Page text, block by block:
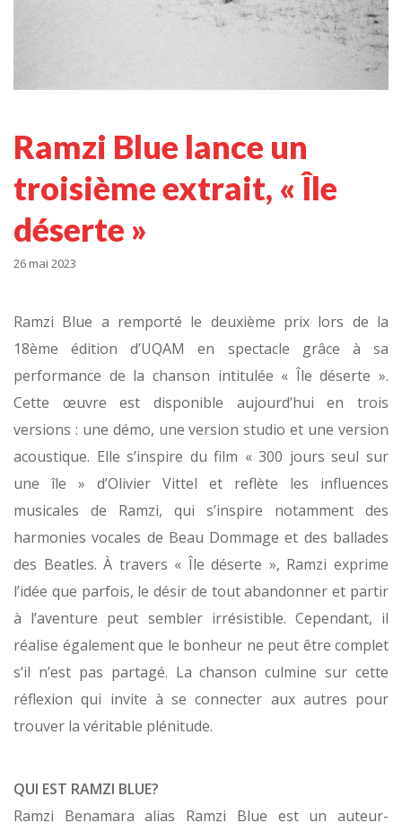
Ramzi Blue lance un
troisième extrait, « Île
déserte »
26 mai 2023
Ramzi Blue a remporté le deuxième prix lors de la
18ème édition d’UQAM en spectacle grâce à sa
performance de la chanson intitulée « Île déserte ».
Cette œuvre est disponible aujourd’hui en trois
versions : une démo, une version studio et une version
acoustique. Elle s’inspire du film « 300 jours seul sur
une île » d’Olivier Vittel et reflète les influences
musicales de Ramzi, qui s’inspire notamment des
harmonies vocales de Beau Dommage et des ballades
des Beatles. À travers « Île déserte », Ramzi exprime
l’idée que parfois, le désir de tout abandonner et partir
à l’aventure peut sembler irrésistible. Cependant, il
réalise également que le bonheur ne peut être complet
s’il n’est pas partagé. La chanson culmine sur cette
réflexion qui invite à se connecter aux autres pour
trouver la véritable plénitude.
QUI EST RAMZI BLUE?
Ramzi Benamara alias Ramzi Blue est un auteur-